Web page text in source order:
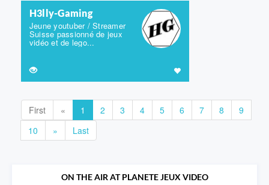
H3lly-Gaming
Jeune youtuber / Streamer
Suisse passionné de jeux
vidéo et de lego...
First « 1 2 3 4 5 6 7 8
9
10
» Last
ON THE AIR AT PLANETE JEUX VIDEO